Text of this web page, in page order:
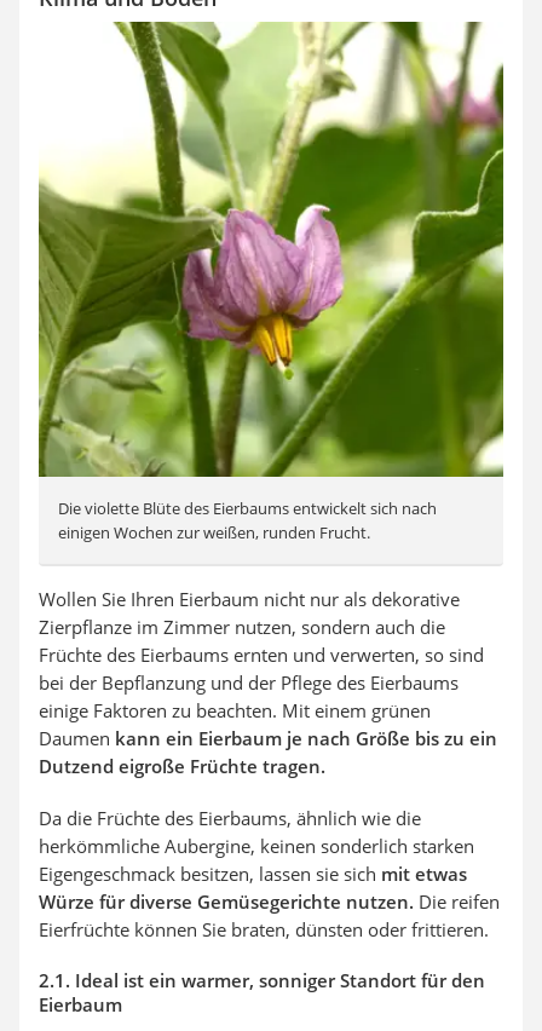
Die violette Blüte des Eierbaums entwickelt sich nach
einigen Wochen zur weißen, runden Frucht.
Wollen Sie Ihren Eierbaum nicht nur als dekorative
Zierpflanze im Zimmer nutzen, sondern auch die
Früchte des Eierbaums ernten und verwerten, so sind
bei der Bepflanzung und der Pflege des Eierbaums
einige Faktoren zu beachten. Mit einem grünen
Daumen kann ein Eierbaum je nach Größe bis zu ein
Dutzend eigroße Früchte tragen.
Da die Früchte des Eierbaums, ähnlich wie die
herkömmliche Aubergine, keinen sonderlich starken
Eigengeschmack besitzen, lassen sie sich mit etwas
Würze für diverse Gemüsegerichte nutzen. Die reifen
Eierfrüchte können Sie braten, dünsten oder frittieren.
2.1. Ideal ist ein warmer, sonniger Standort für den
Eierbaum